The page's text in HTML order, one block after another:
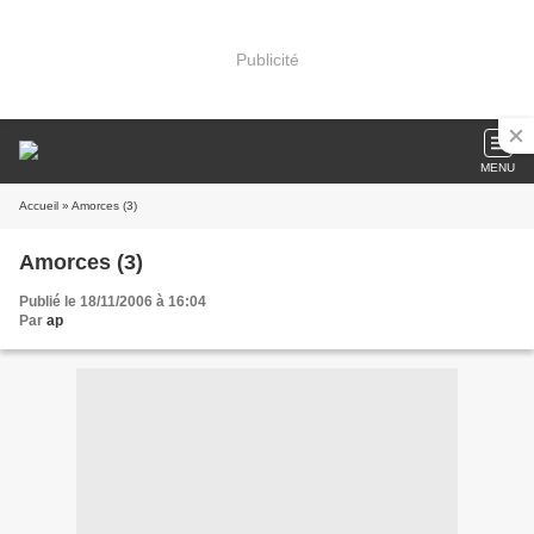
Publicité
MENU
Accueil » Amorces (3)
Amorces (3)
Publié le 18/11/2006 à 16:04
Par ap